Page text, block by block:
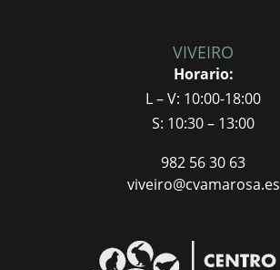
VIVEIRO
Horario:
L – V: 10:00-18:00
S: 10:30 – 13:00
982 56 30 63
viveiro@cvamarosa.es